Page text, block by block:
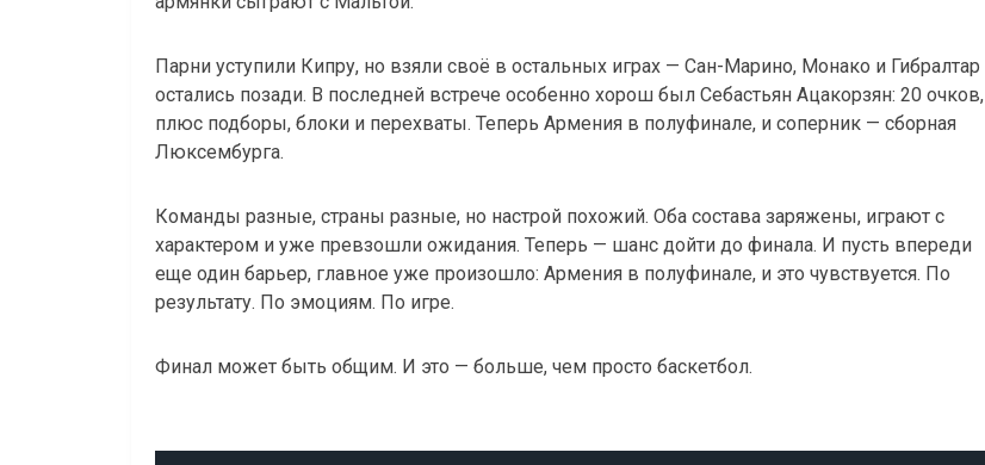
Парни уступили Кипру, но взяли своё в остальных играх — Сан-Марино, Монако и Гибралтар
остались позади. В последней встрече особенно хорош был Себастьян Ацакорзян: 20 очков,
плюс подборы, блоки и перехваты. Теперь Армения в полуфинале, и соперник — сборная
Люксембурга.
Команды разные, страны разные, но настрой похожий. Оба состава заряжены, играют с
характером и уже превзошли ожидания. Теперь — шанс дойти до финала. И пусть впереди
еще один барьер, главное уже произошло: Армения в полуфинале, и это чувствуется. По
результату. По эмоциям. По игре.
Финал может быть общим. И это — больше, чем просто баскетбол.